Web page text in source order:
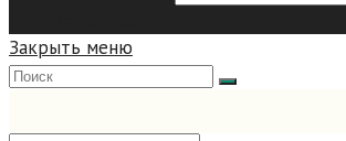
Закрыть меню